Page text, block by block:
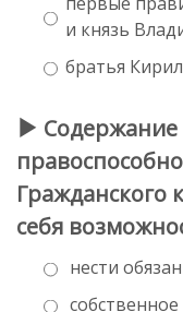
и князь
братья
Содержание
Гражданского
себя
нести